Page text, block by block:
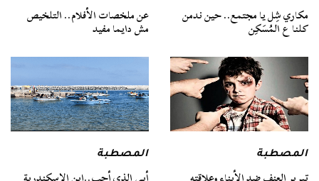
مكاري شِل يا مجتمع.. حين ندمن
كلنا ع المُسَكِن
عن ملخصات الأفلام.. التلخيص
مش دايما مفيد
المصطبة المصطبة